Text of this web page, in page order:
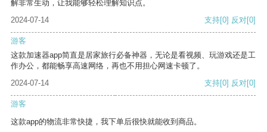
解非常生动，让我能够轻松理解知识点。
2024-07-14
支持[0] 反对[0]
游客
这款加速器app简直是居家旅行必备神器，无论是看视频、玩游戏还是工
作办公，都能畅享高速网络，再也不用担心网速卡顿了。
2024-07-14
支持[0] 反对[0]
游客
这款app的物流非常快捷，我下单后很快就能收到商品。